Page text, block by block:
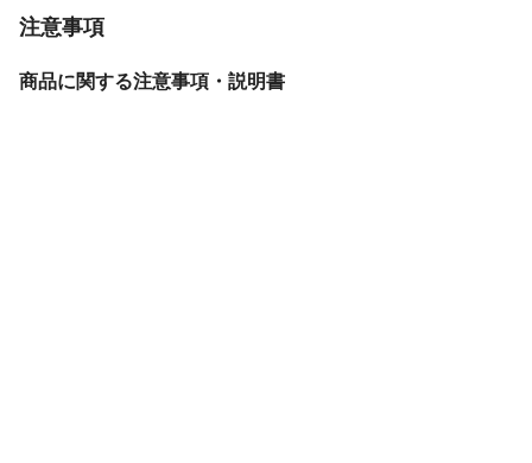
注意事項
商品に関する注意事項・説明書